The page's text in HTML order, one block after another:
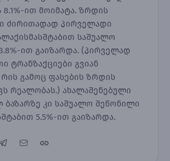
ით მოიმატა. ზრდის
ძირითადად პირველადი
საშუალო
ით გაიზარდა. (პირველად
ტრანზაქციები გვიან
გამოც ფასების ზრდის
რეალობას.) ახალაშენებული
ბაზარზე კი საშუალო შეწონილი
5.5%-ით გაიზარდა.